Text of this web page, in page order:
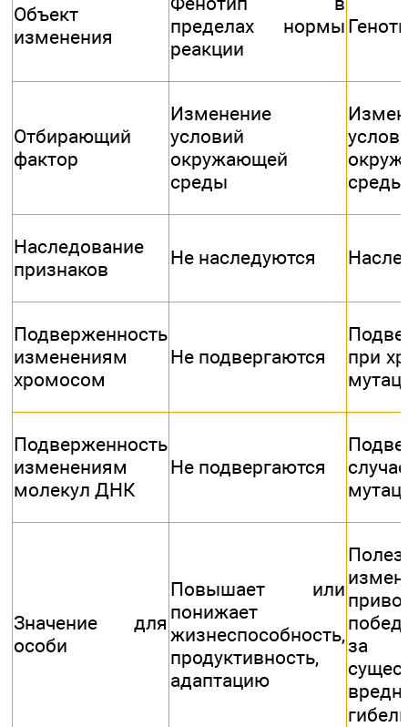
Объект
изменения
пределах нормы
реакции
Отбирающий
фактор
Изменение
условий
окружающей
среды
среды
Наследование
признаков
Не наследуются
Подверженность
изменениям
хромосом
Не подвергаются
при
Подверженность
изменениям
молекул ДНК
Не подвергаются
Значение для
особи
Повышает или
понижает
жизнеспособность,
продуктивность,
адаптацию
за